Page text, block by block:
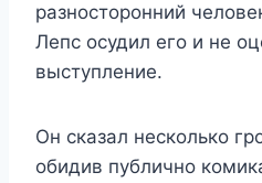
разносторонний
Лепс осудил его и не
выступление.
Он сказал несколько
обидив публично